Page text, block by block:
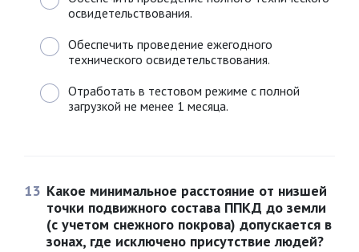
освидетельствования.
Обеспечить проведение ежегодного
технического освидетельствования.
Отработать в тестовом режиме с полной
загрузкой не менее 1 месяца.
13 Какое минимальное расстояние от низшей
точки подвижного состава ППКД до земли
(с учетом снежного покрова) допускается в
зонах, где исключено присутствие людей?